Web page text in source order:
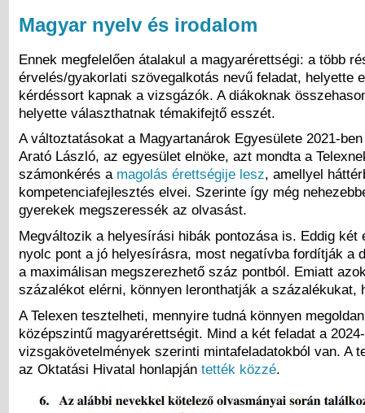
Magyar nyelv és irodalom
Ennek megfelelően átalakul a magyarérettségi: a több
érvelés/gyakorlati szövegalkotás nevű feladat, helyette
kérdéssort kapnak a vizsgázók. A diákoknak
helyette választhatnak témakifejtő esszét.
A változtatásokat a Magyartanárok Egyesülete 2021-
Arató László, az egyesület elnöke, azt mondta a
számonkérés amagolás érettségije lesz, amellyel
kompetenciafejlesztés elvei. Szerinte így még
gyerekek megszeressék az olvasást.
Megváltozik a helyesírási hibák pontozása is. Eddig
nyolc pont a jó helyesírásra, most negatívba fordítják a
a maximálisan megszerezhető száz pontból. Emiatt
százalékot elérni, könnyen leronthatják a százalékukat,
A Telexen tesztelheti, mennyire tudná könnyen
középszintű magyarérettségit. Mind a két feladat a
vizsgakövetelmények szerinti mintafeladatokból van. A
az Oktatási Hivatal honlapján tették közzé.